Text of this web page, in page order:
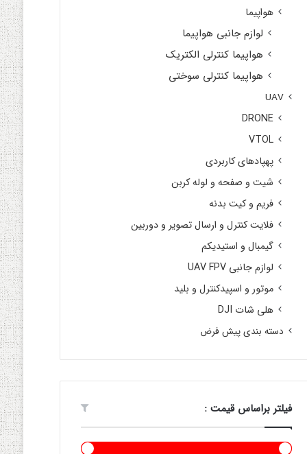
هواپیما
لوازم جانبی هواپیما
هواپیما کنترلی الکتریک
هواپیما کنترلی سوختی
UAV
DRONE
VTOL
پهپادهای کاربردی
شیت و صفحه و لوله کربن
فریم و کیت بدنه
فلایت کنترل و ارسال تصویر و دوربین
گیمبال و استیدیکم
لوازم جانبی UAV FPV
موتور و اسپیدکنترل و بلید
هلی شات DJI
دسته بندی پیش فرض
فیلتر براساس قیمت :